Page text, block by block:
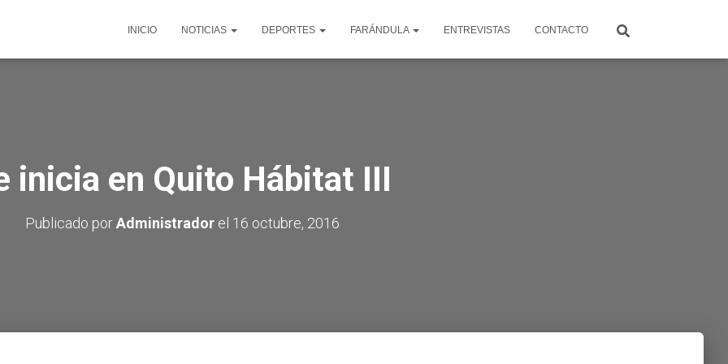
INICIO NOTICIAS DEPORTES FARÁNDULA ENTREVISTAS CONTACTO
inicia en Quito Hábitat III
Publicado porAdministradorel 16 octubre, 2016